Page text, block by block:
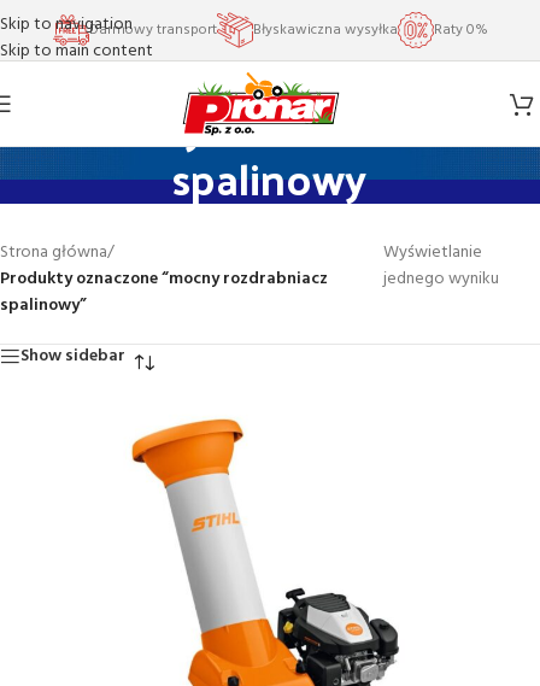
Skip to navigation
Skip to main content
Darmowy transport Błyskawiczna wysyłka Raty 0%
mocny rozdrabniacz
spalinowy
Strona główna/
Produkty oznaczone “mocny rozdrabniacz
spalinowy”
Wyświetlanie
jednego wyniku
Show sidebar